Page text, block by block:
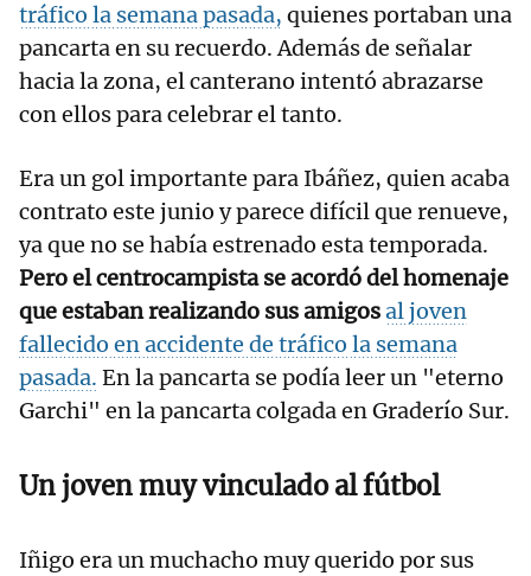
tráfico la semana pasada, quienes portaban una
pancarta en su recuerdo. Además de señalar
hacia la zona, el canterano intentó abrazarse
con ellos para celebrar el tanto.
Era un gol importante para Ibáñez, quien acaba
contrato este junio y parece difícil que renueve,
ya que no se había estrenado esta temporada.
Pero el centrocampista se acordó del homenaje
que estaban realizando sus amigosal joven
fallecido en accidente de tráfico la semana
pasada. En la pancarta se podía leer un "eterno
Garchi" en la pancarta colgada en Graderío Sur.
Un joven muy vinculado al fútbol
Iñigo era un muchacho muy querido por sus